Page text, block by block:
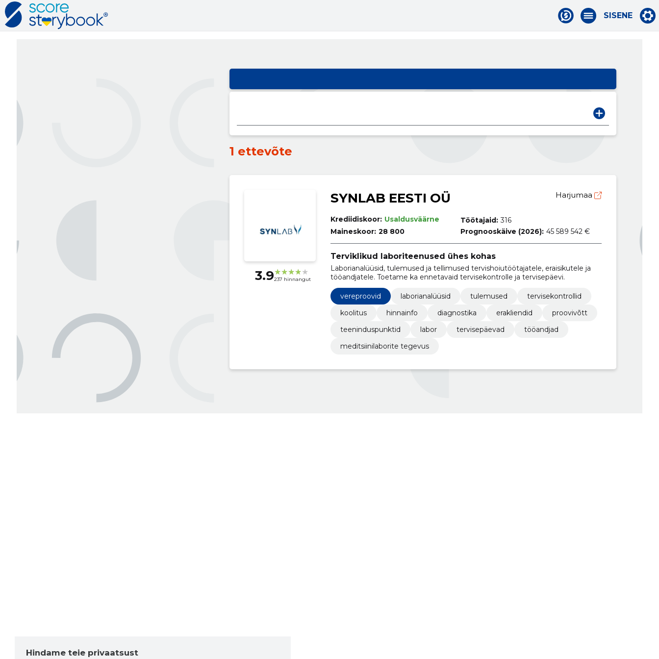
SISENE
1 ettevõte
3.9237 hinnangut
SYNLAB EESTI OÜ Harjumaa
Krediidiskoor: Usaldusväärne
Maineskoor: 28 800
Töötajaid: 316
Prognooskäive (2026): 45 589 542 €
Terviklikud laboriteenused ühes kohas
Laborianalüüsid, tulemused ja tellimused tervishoiutöötajatele, eraisikutele ja
tööandjatele. Toetame ka ennetavaid tervisekontrolle ja tervisepäevi.
vereproovid laborianalüüsid tulemused
tervisekontrollid
koolitus
hinnainfo diagnostika erakliendid
proovivõtt
teeninduspunktid
labor tervisepäevad
tööandjad
meditsiinilaborite tegevus
Hindame teie privaatsust